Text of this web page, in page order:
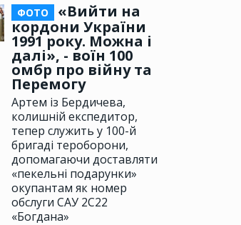
ФОТО
«Вийти на
кордони України
1991 року. Можна і
далі», - воїн 100
омбр про війну та
Перемогу
Артем із Бердичева,
колишній експедитор,
тепер служить у 100-й
бригаді тероборони,
допомагаючи доставляти
«пекельні подарунки»
окупантам як номер
обслуги САУ 2С22
«Богдана»